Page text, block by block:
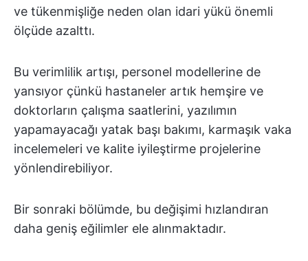
ve tükenmişliğe neden olan idari yükü önemli
ölçüde azalttı.
Bu verimlilik artışı, personel modellerine de
yansıyor çünkü hastaneler artık hemşire ve
doktorların çalışma saatlerini, yazılımın
yapamayacağı yatak başı bakımı, karmaşık vaka
incelemeleri ve kalite iyileştirme projelerine
yönlendirebiliyor.
Bir sonraki bölümde, bu değişimi hızlandıran
daha geniş eğilimler ele alınmaktadır.